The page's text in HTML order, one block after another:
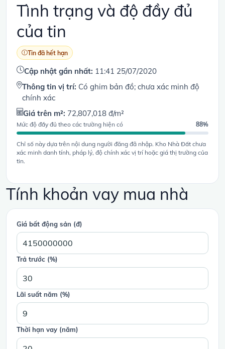
Tình trạng và độ đầy đủ
của tin
Tin đã hết hạn
Cập nhật gần nhất: 11:41 25/07/2020
Thông tin vị trí: Có ghim bản đồ; chưa xác minh độ
chính xác
Giá trên m²: 72,807,018 đ/m²
Mức độ đầy đủ theo các trường hiện có 88%
Chỉ số này dựa trên nội dung người đăng đã nhập. Kho Nhà Đất chưa
xác minh danh tính, pháp lý, độ chính xác vị trí hoặc giá thị trường của
tin.
Tính khoản vay mua nhà
Giá bất động sản (đ)
Trả trước (%)
Lãi suất năm (%)
Thời hạn vay (năm)